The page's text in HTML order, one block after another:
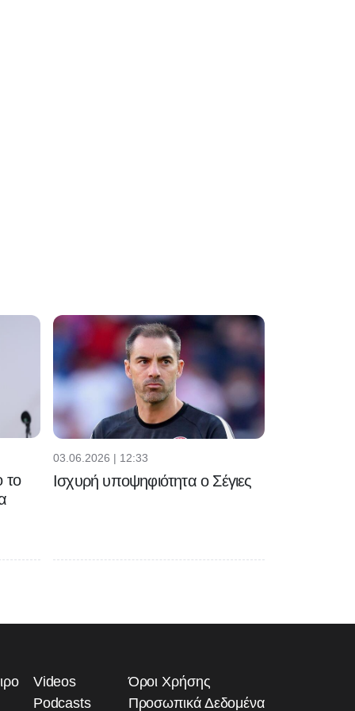
το
03.06.2026 | 12:33
Ισχυρή υποψηφιότητα ο Σέγιες
Videos
Podcasts
Όροι Χρήσης
Προσωπικά Δεδομένα